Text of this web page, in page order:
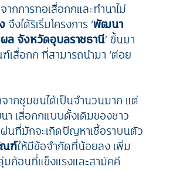
กการทอเสื่อกกและทำนาไม่
จึงได้ริเริ่มโครงการ ‘พัฒนา
ล จังหวัดอุบลราชธานี’ ขึ้นมา
สื่อกก ที่สามารถนำมา ‘ต่อย
ากชุมชนได้เป็นจำนวนมาก แต่
เสื่อกกแบบดั้งเดิมของชาว
ฝนที่มักจะเกิดปัญหาเชื้อราบนตัว
ฑ์ให้มีข้อจำกัดที่น้อยลง เพิ่ม
ก้อนที่แข็งแรงและสามัคคี